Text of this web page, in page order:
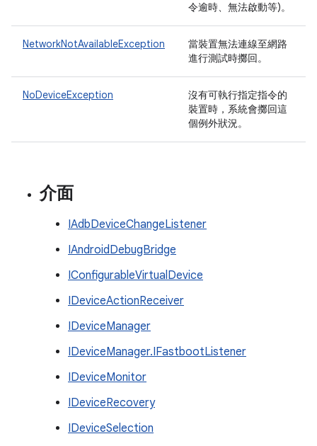
令逾時、無法啟動等)。
NetworkNotAvailableException
當裝置無法連線至網路
進行測試時擲回。
NoDeviceException
沒有可執行指定指令的
裝置時，系統會擲回這
個例外狀況。
介面
IAdbDeviceChangeListener
IAndroidDebugBridge
IConfigurableVirtualDevice
IDeviceActionReceiver
IDeviceManager
IDeviceManager.IFastbootListener
IDeviceMonitor
IDeviceRecovery
IDeviceSelection